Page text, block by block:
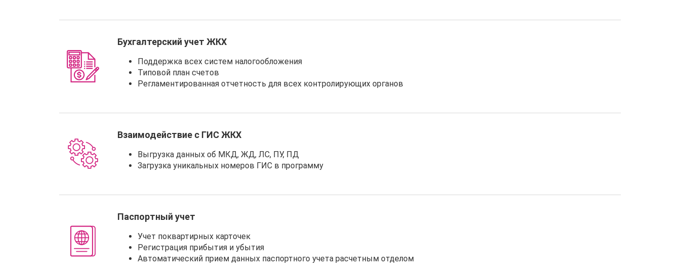
Бухгалтерский учет ЖКХ
Поддержка всех систем налогообложения
Типовой план счетов
Регламентированная отчетность для всех контролирующих органов
Взаимодействие с ГИС ЖКХ
Выгрузка данных об МКД, ЖД, ЛС, ПУ, ПД
Загрузка уникальных номеров ГИС в программу
Паспортный учет
Учет поквартирных карточек
Регистрация прибытия и убытия
Автоматический прием данных паспортного учета расчетным отделом